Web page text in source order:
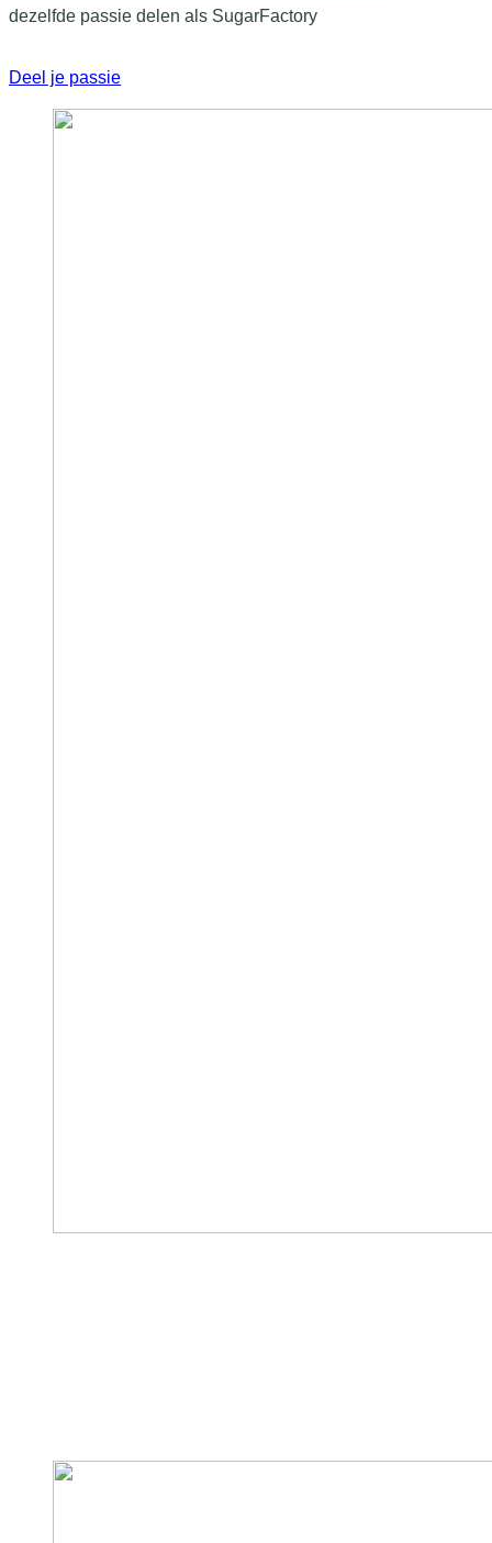
dezelfde passie delen als SugarFactory
Deel je passie